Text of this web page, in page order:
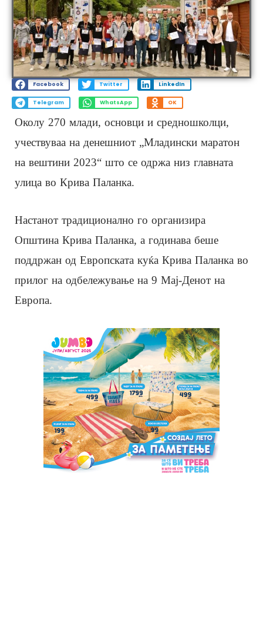
Facebook Twitter LinkedIn
Telegram WhatsApp OK
Околу 270 млади, основци и средношколци,
учествуваа на денешниот „Младински маратон
на вештини 2023“ што се одржа низ главната
улица во Крива Паланка.
Настанот традиционално го организира
Општина Крива Паланка, а годинава беше
поддржан од Европската куќа Крива Паланка во
прилог на одбележување на 9 Мај-Денот на
Европа.